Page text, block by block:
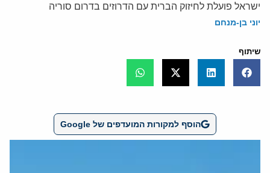
ישראל פועלת לחיזוק הברית עם הדרוזים בדרום סוריה
יוני בן-מנחם
שיתוף
הוסף למקורות המועדפים של Google